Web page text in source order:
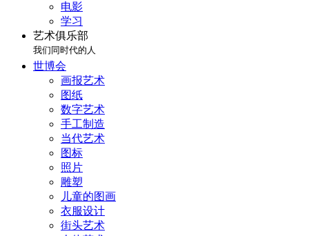
电影
学习
艺术俱乐部
我们同时代的人
世博会
画报艺术
图纸
数字艺术
手工制造
当代艺术
图标
照片
雕塑
儿童的图画
衣服设计
街头艺术